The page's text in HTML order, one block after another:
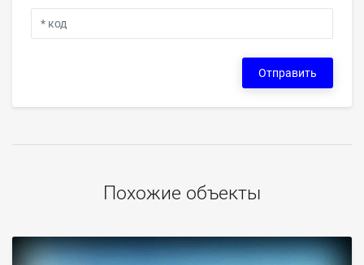
Отправить
Похожие объекты